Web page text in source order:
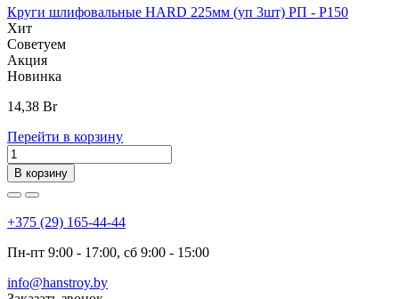
Круги шлифовальные HARD 225мм (уп 3шт) РП - Р150
Хит
Советуем
Акция
Новинка
14,38 Br
Перейти в корзину
В корзину
+375 (29) 165-44-44
Пн-пт 9:00 - 17:00, сб 9:00 - 15:00
info@hanstroy.by